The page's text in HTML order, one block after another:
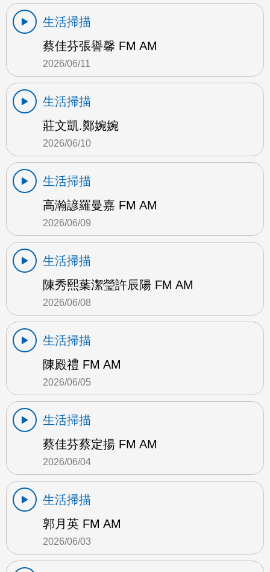
生活掃描
蔡佳芬張譽馨 FM AM
2026/06/11
生活掃描
莊文凱.鄭婉婉
2026/06/10
生活掃描
高瀚諺羅曼嘉 FM AM
2026/06/09
生活掃描
陳秀熙葉潔瑩許辰陽 FM AM
2026/06/08
生活掃描
陳殿禮 FM AM
2026/06/05
生活掃描
蔡佳芬蔡定揚 FM AM
2026/06/04
生活掃描
郭月英 FM AM
2026/06/03